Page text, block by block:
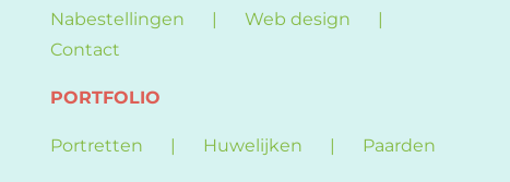
Nabestellingen
Web design
Contact
PORTFOLIO
Portretten Huwelijken Paarden